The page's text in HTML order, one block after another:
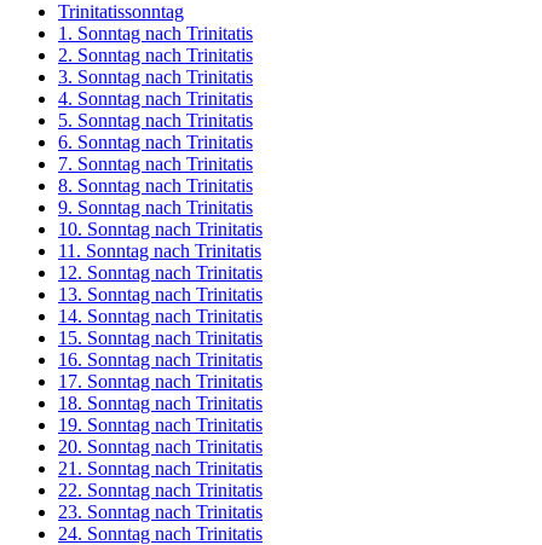
Trinitatissonntag
1. Sonntag nach Trinitatis
2. Sonntag nach Trinitatis
3. Sonntag nach Trinitatis
4. Sonntag nach Trinitatis
5. Sonntag nach Trinitatis
6. Sonntag nach Trinitatis
7. Sonntag nach Trinitatis
8. Sonntag nach Trinitatis
9. Sonntag nach Trinitatis
10. Sonntag nach Trinitatis
11. Sonntag nach Trinitatis
12. Sonntag nach Trinitatis
13. Sonntag nach Trinitatis
14. Sonntag nach Trinitatis
15. Sonntag nach Trinitatis
16. Sonntag nach Trinitatis
17. Sonntag nach Trinitatis
18. Sonntag nach Trinitatis
19. Sonntag nach Trinitatis
20. Sonntag nach Trinitatis
21. Sonntag nach Trinitatis
22. Sonntag nach Trinitatis
23. Sonntag nach Trinitatis
24. Sonntag nach Trinitatis